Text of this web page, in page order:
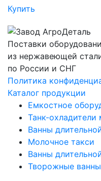
Купить
Поставки
из нержавеющей
по России и СНГ
Политика
Каталог продукции
Емкостное
Танк-охладители
Ванны
Молочное такси
Ванны
Творожные ванны